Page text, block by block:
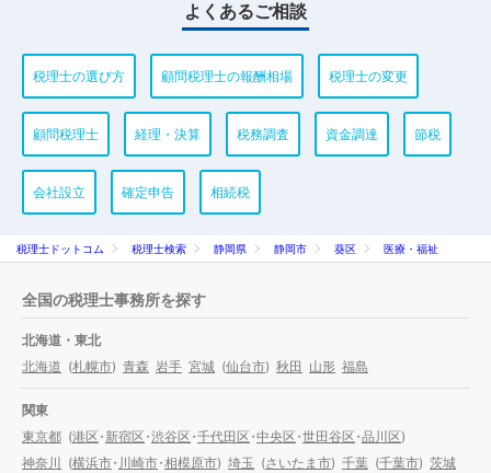
よくあるご相談
税理士の選び方 顧問税理士の報酬相場 税理士の変更
顧問税理士 経理・決算 税務調査 資金調達 節税
会社設立 確定申告 相続税
税理士ドットコム 税理士検索 静岡県 静岡市 葵区 医療・福祉
全国の税理士事務所を探す
北海道・東北
北海道 (札幌市) 青森 岩手 宮城 (仙台市) 秋田 山形 福島
関東
東京都 (港区・新宿区・渋谷区・千代田区・中央区・世田谷区・品川区)
神奈川
(横浜市・川崎市・相模原市) 埼玉 (さいたま市) 千葉 (千葉市) 茨城